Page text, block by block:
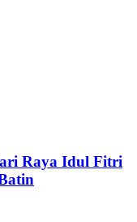
Raya Idul Fitri